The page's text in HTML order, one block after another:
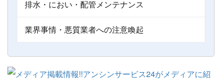
排水・におい・配管メンテナンス
業界事情・悪質業者への注意喚起